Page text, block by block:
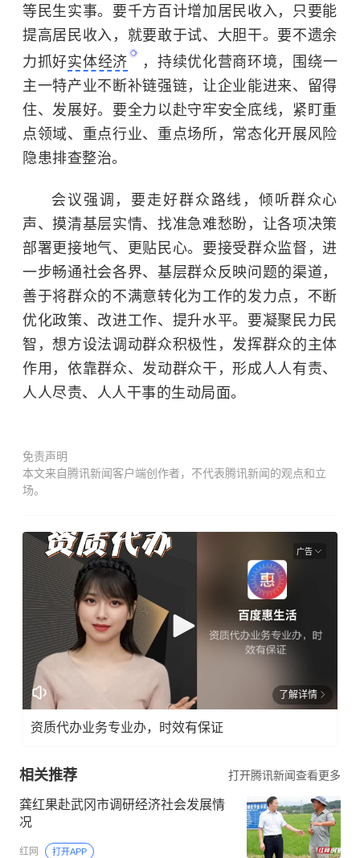
等民生实事。要千方百计增加居民收入，只要能
提高居民收入，就要敢于试、大胆干。要不遗余
力抓好实体经济
，持续优化营商环境，围绕一
主一特产业不断补链强链，让企业能进来、留得
住、发展好。要全力以赴守牢安全底线，紧盯重
点领域、重点行业、重点场所，常态化开展风险
隐患排查整治。
会议强调，要走好群众路线，倾听群众心
声、摸清基层实情、找准急难愁盼，让各项决策
部署更接地气、更贴民心。要接受群众监督，进
一步畅通社会各界、基层群众反映问题的渠道，
善于将群众的不满意转化为工作的发力点，不断
优化政策、改进工作、提升水平。要凝聚民力民
智，想方设法调动群众积极性，发挥群众的主体
作用，依靠群众、发动群众干，形成人人有责、
人人尽责、人人干事的生动局面。
免责声明
本文来自腾讯新闻客户端创作者，不代表腾讯新闻的观点和立
场。
广告
了解详情
资质代办业务专业办，时效有保证
相关推荐 打开腾讯新闻查看更多
龚红果赴武冈市调研经济社会发展情
况
红网 打开APP